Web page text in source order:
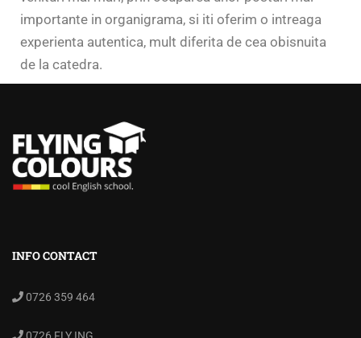
importante in organigrama, si iti oferim o intreaga
experienta autentica, mult diferita de cea obisnuita
de la catedra.
INFO CONTACT
0726 359 464